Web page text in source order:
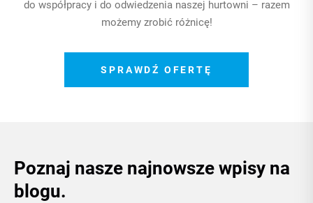
do współpracy i do odwiedzenia naszej hurtowni – razem
możemy zrobić różnicę!
SPRAWDŹ OFERTĘ
Poznaj nasze najnowsze wpisy na
blogu.